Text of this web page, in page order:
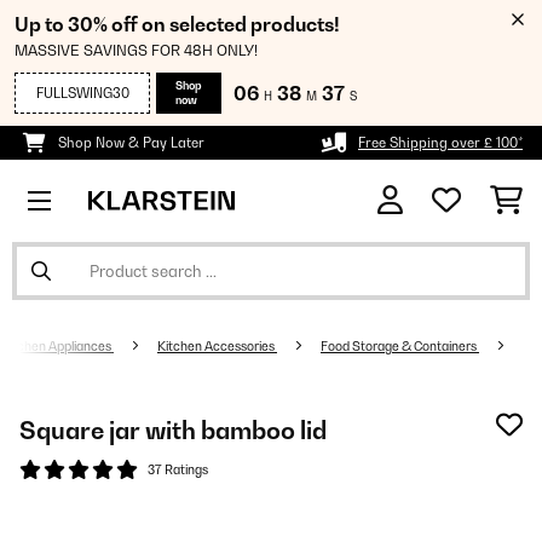
Up to 30% off on selected products!
MASSIVE SAVINGS FOR 48H ONLY!
FULLSWING30
Shop
now
06 H 38 M 36 S
Shop Now & Pay Later Free Shipping over £ 100*
Kitchen Appliances Kitchen Accessories Food Storage & Containers
Square jar with bamboo lid
37 Ratings